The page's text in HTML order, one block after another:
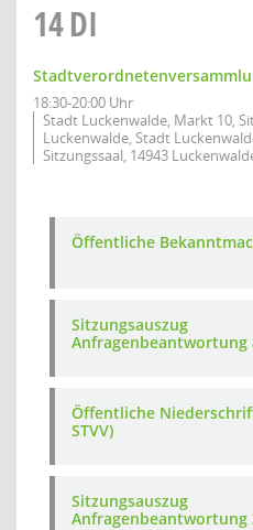
14DI
18:30-20:00 Uhr
Stadt Luckenwalde, Markt 10,
Luckenwalde, Stadt
Sitzungssaal, 14943
Öffentliche
Sitzungsauszug
Anfragenbeantwortung
Öffentliche
STVV)
Sitzungsauszug
Anfragenbeantwortung